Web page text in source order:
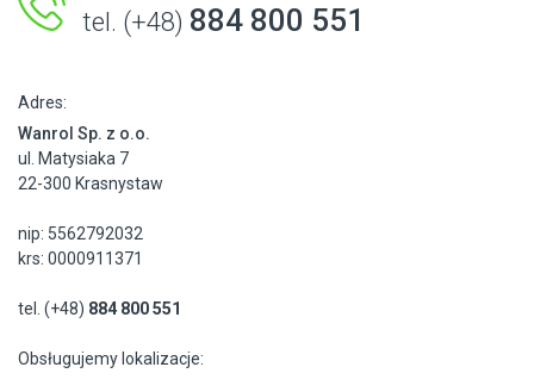
tel. (+48) 884 800 551
Adres:
Wanrol Sp. z o.o.
ul. Matysiaka 7
22-300 Krasnystaw
nip: 5562792032
krs: 0000911371
tel. (+48) 884 800 551
Obsługujemy lokalizacje: